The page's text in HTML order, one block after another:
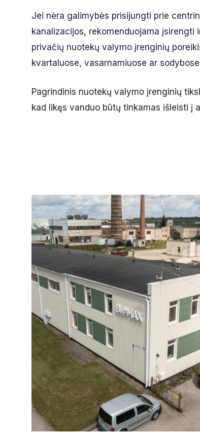
Jei nėra galimybės prisijungti prie
kanalizacijos, rekomenduojama
privačių nuotekų valymo įrenginių
kvartaluose, vasarnamiuose ar
Pagrindinis nuotekų valymo įrenginių
kad likęs vanduo būtų tinkamas išleisti į